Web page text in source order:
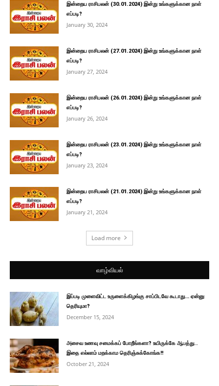
இன்றைய ராசிபலன் (30.01.2024) இன்று உங்களுக்கான நாள்
எப்படி?
January 30, 2024
இன்றைய ராசிபலன் (27.01.2024) இன்று உங்களுக்கான நாள்
எப்படி?
January 27, 2024
இன்றைய ராசிபலன் (26.01.2024) இன்று உங்களுக்கான நாள்
எப்படி?
January 26, 2024
இன்றைய ராசிபலன் (23.01.2024) இன்று உங்களுக்கான நாள்
எப்படி?
January 23, 2024
இன்றைய ராசிபலன் (21.01.2024) இன்று உங்களுக்கான நாள்
எப்படி?
January 21, 2024
Load more
வாழ்வியல்
இப்படி முளைவிட்ட உருளைக்கிழங்கு சாப்பிடவே கூடாது… ஏன்னு
தெரியுமா?
December 15, 2024
அசைவ உணவு சமைக்கப் போறீங்களா? உயிருக்கே ஆபத்து..
இதை எல்லாம் மறக்காம தெரிஞ்சுக்கோங்க!!
October 21, 2024